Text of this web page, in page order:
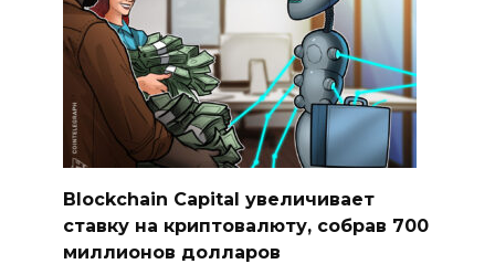
Blockchain Capital увеличивает
ставку на криптовалюту, собрав 700
миллионов долларов